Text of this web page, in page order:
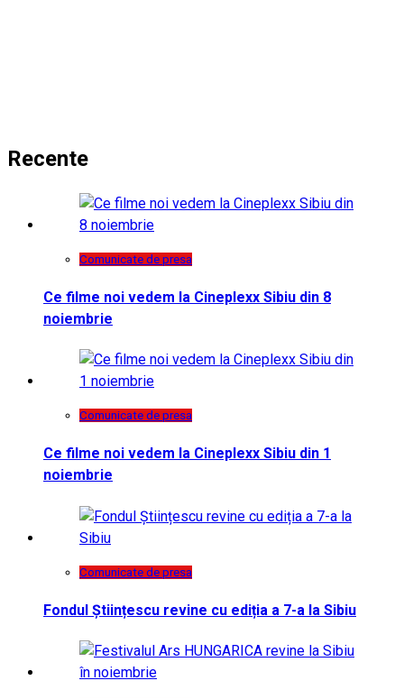
Recente
Comunicate de presa
Ce filme noi vedem la Cineplexx Sibiu din 8
noiembrie
Comunicate de presa
Ce filme noi vedem la Cineplexx Sibiu din 1
noiembrie
Comunicate de presa
Fondul Științescu revine cu ediția a 7-a la Sibiu